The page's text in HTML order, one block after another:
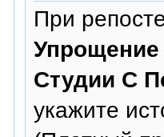
При
Студии С
укажите